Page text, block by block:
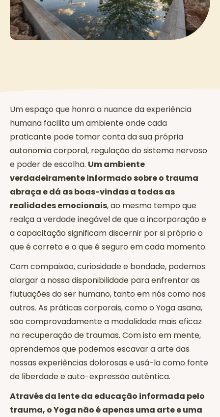
Um espaço que honra a nuance da experiência
humana facilita um ambiente onde cada
praticante pode tomar conta da sua própria
autonomia corporal, regulação do sistema nervoso
e poder de escolha. Um ambiente
verdadeiramente informado sobre o trauma
abraça e dá as boas-vindas a todas as
realidades emocionais, ao mesmo tempo que
realça a verdade inegável de que a incorporação e
a capacitação significam discernir por si próprio o
que é correto e o que é seguro em cada momento.
Com compaixão, curiosidade e bondade, podemos
alargar a nossa disponibilidade para enfrentar as
flutuações do ser humano, tanto em nós como nos
outros. As práticas corporais, como o Yoga asana,
são comprovadamente a modalidade mais eficaz
na recuperação de traumas. Com isto em mente,
aprendemos que podemos escavar a arte das
nossas experiências dolorosas e usá-la como fonte
de liberdade e auto-expressão autêntica.‍
Através da lente da educação informada pelo
trauma, o Yoga não é apenas uma arte e uma